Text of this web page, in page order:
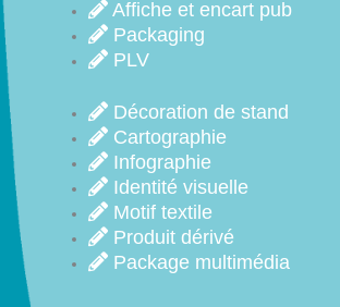
Affiche et encart pub
Packaging
PLV
Décoration de stand
Cartographie
Infographie
Identité visuelle
Motif textile
Produit dérivé
Package multimédia